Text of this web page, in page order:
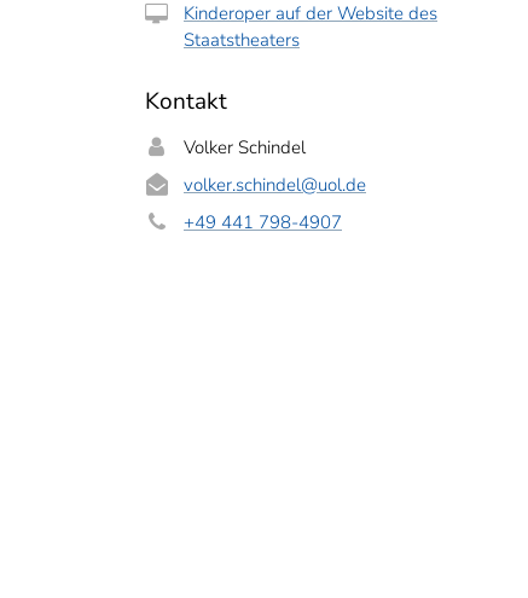
Kinderoper auf der Website des
Staatstheaters
Kontakt
Volker Schindel
volker.schindel@uol.de
+49 441 798-4907